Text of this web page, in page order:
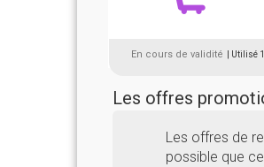
En cours de validité | Utilisé
Les offres
Les offres de
possible que